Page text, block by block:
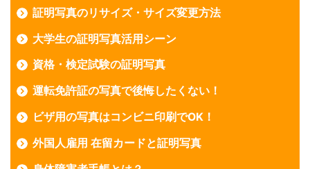
証明写真のリサイズ・サイズ変更方法
大学生の証明写真活用シーン
資格・検定試験の証明写真
運転免許証の写真で後悔したくない！
ビザ用の写真はコンビニ印刷でOK！
外国人雇用 在留カードと証明写真